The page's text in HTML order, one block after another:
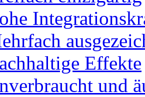
Effekte
und